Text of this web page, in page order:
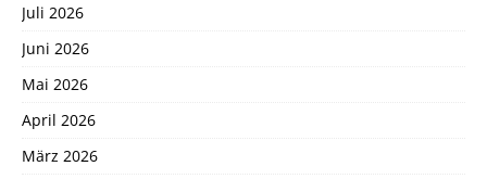
Juli 2026
Juni 2026
Mai 2026
April 2026
März 2026